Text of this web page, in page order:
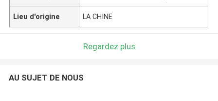
Lieu d'origine LA CHINE
Regardez plus
AU SUJET DE NOUS